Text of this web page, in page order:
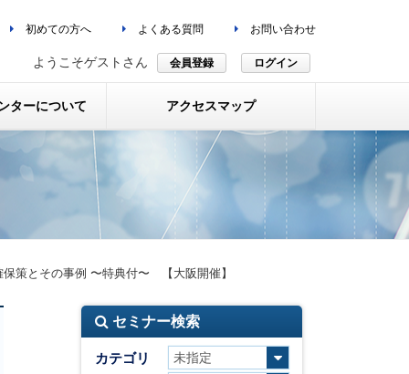
初めての方へ よくある質問 お問い合わせ
ようこそゲストさん 会員登録 ログイン
ターについて アクセスマップ
策とその事例 〜特典付〜 【大阪開催】
セミナー検索
カテゴリ